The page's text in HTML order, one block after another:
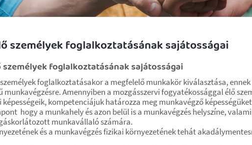
személyek foglalkoztatásának sajátosságai
foglalkoztatásának sajátosságai
foglalkoztatásakor a megfelelő munkakör kiválasztása,
Amennyiben a mozgásszervi fogyatékossággal élő
kompetenciájuk határozza meg munkavégző
hogy a munkahely és azon belül is a munkavégzés helyszíne,
munkavállaló számára.
és a munkavégzés fizikai környezetének tehát